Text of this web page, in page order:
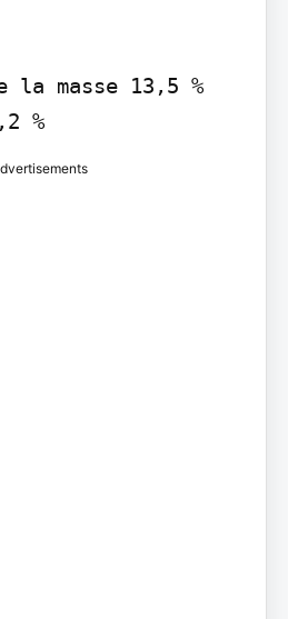
la masse 13,5 %
1,8 % 1,2 % 0,2 %